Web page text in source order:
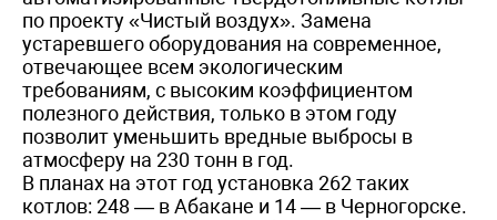
по проекту «Чистый воздух». Замена
устаревшего оборудования на современное,
отвечающее всем экологическим
требованиям, с высоким коэффициентом
полезного действия, только в этом году
позволит уменьшить вредные выбросы в
атмосферу на 230 тонн в год.
В планах на этот год установка 262 таких
котлов: 248 — в Абакане и 14 — в Черногорске.